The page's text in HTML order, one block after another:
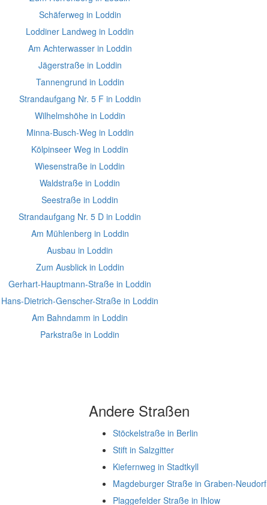
Schäferweg in Loddin
Loddiner Landweg in Loddin
Am Achterwasser in Loddin
Jägerstraße in Loddin
Tannengrund in Loddin
Strandaufgang Nr. 5 F in Loddin
Wilhelmshöhe in Loddin
Minna-Busch-Weg in Loddin
Kölpinseer Weg in Loddin
Wiesenstraße in Loddin
Waldstraße in Loddin
Seestraße in Loddin
Strandaufgang Nr. 5 D in Loddin
Am Mühlenberg in Loddin
Ausbau in Loddin
Zum Ausblick in Loddin
Gerhart-Hauptmann-Straße in Loddin
Hans-Dietrich-Genscher-Straße in Loddin
Am Bahndamm in Loddin
Parkstraße in Loddin
Andere Straßen
Stöckelstraße in Berlin
Stift in Salzgitter
Kiefernweg in Stadtkyll
Magdeburger Straße in Graben-Neudorf
Plaggefelder Straße in Ihlow